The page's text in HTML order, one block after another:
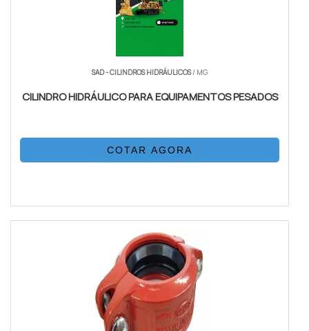
SAD - CILINDROS HIDRÁULICOS/ MG
CILINDRO HIDRÁULICO PARA EQUIPAMENTOS PESADOS
COTAR AGORA